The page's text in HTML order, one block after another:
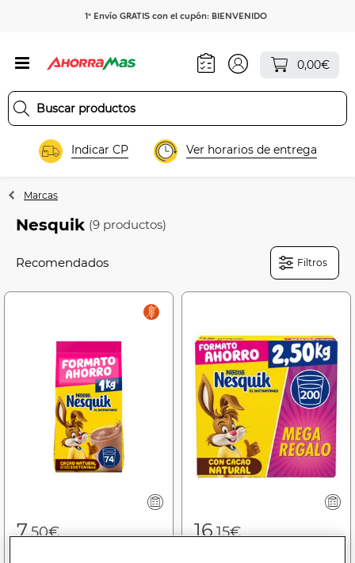
1º Envío GRATIS con el cupón: BIENVENIDO
0,00€
Indicar CP Ver horarios de entrega
Marcas
Nesquik (9 productos)
Filtros
7,50€ 16,15€